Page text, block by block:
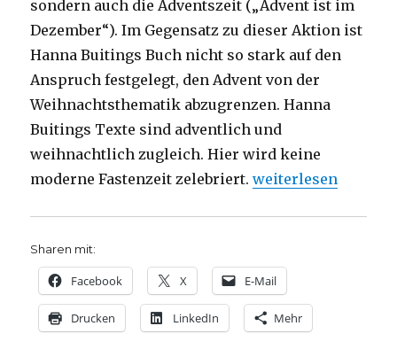
sondern auch die Adventszeit („Advent ist im
Dezember“). Im Gegensatz zu dieser Aktion ist
Hanna Buitings Buch nicht so stark auf den
Anspruch festgelegt, den Advent von der
Weihnachtsthematik abzugrenzen. Hanna
Buitings Texte sind adventlich und
weihnachtlich zugleich. Hier wird keine
moderne Fastenzeit zelebriert.„Im Dezember ist
weiterlesen
Sharen mit:
Facebook X E-Mail
Drucken LinkedIn Mehr